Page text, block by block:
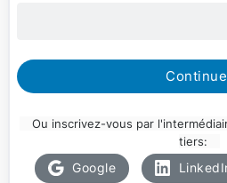
Ou inscrivez-vous par
tiers:
Google